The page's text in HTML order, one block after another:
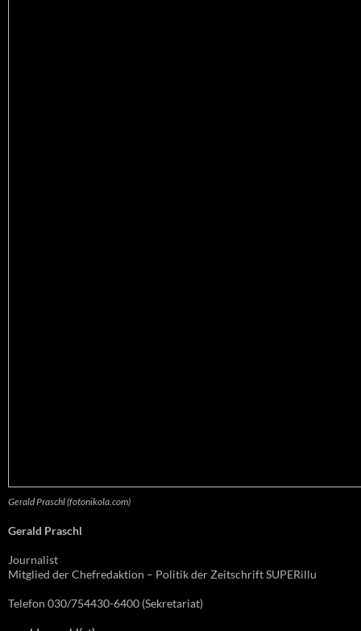
Gerald Praschl (fotonikola.com)
Gerald Praschl
Journalist
Mitglied der Chefredaktion – Politik der Zeitschrift SUPERillu
Telefon 030/754430-6400 (Sekretariat)